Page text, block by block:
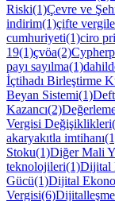
Riski(1)Çevre ve
indirim(1)çifte
cumhuriyeti(1)ciro
19(1)çvöa(2)
payı sayılma(1)
İçtihadı Birleştirme
Beyan Sistemi(1)
Kazancı(2)
Vergisi
akaryakıtla
Stoku(1)Diğer Mali
teknolojileri(1)Dijital
Gücü(1)Dijital
Vergisi(6)